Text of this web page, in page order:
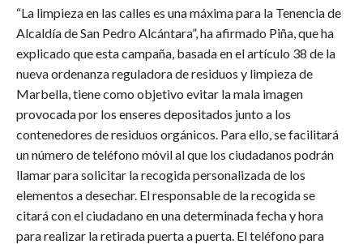
“La limpieza en las calles es una máxima para la Tenencia de
Alcaldía de San Pedro Alcántara”, ha afirmado Piña, que ha
explicado que esta campaña, basada en el artículo 38 de la
nueva ordenanza reguladora de residuos y limpieza de
Marbella, tiene como objetivo evitar la mala imagen
provocada por los enseres depositados junto a los
contenedores de residuos orgánicos. Para ello, se facilitará
un número de teléfono móvil al que los ciudadanos podrán
llamar para solicitar la recogida personalizada de los
elementos a desechar. El responsable de la recogida se
citará con el ciudadano en una determinada fecha y hora
para realizar la retirada puerta a puerta. El teléfono para